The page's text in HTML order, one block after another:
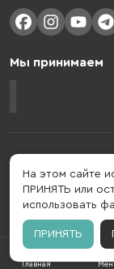
Мы принимаем
Gelius - украинский
умных гаджетов и
году. Gelius - это
который об'єднує в
практичність.
Главная
На этом сайте
ПРИНЯТЬ или
использовать
ПРИНЯТЬ